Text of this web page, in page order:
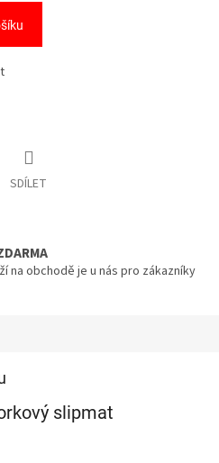
SDÍLET
na obchodě je u nás pro zákazníky
slipmat